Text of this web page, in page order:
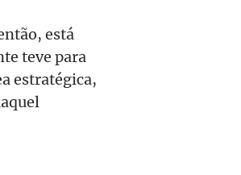
está
teve para
estratégica,